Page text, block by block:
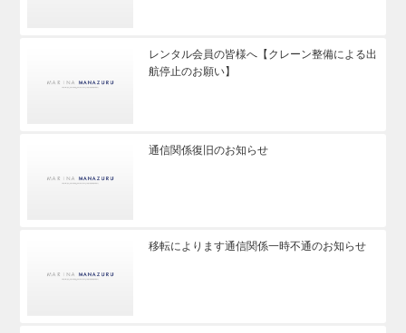
レンタル会員の皆様へ【クレーン整備による出
航停止のお願い】
通信関係復旧のお知らせ
移転によります通信関係一時不通のお知らせ